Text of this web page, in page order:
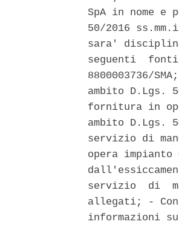
SpA in nome
50/2016
sara'
seguenti
8800003736/
ambito
fornitura in
ambito
servizio di
opera
servizio  di
allegati; -
informazioni